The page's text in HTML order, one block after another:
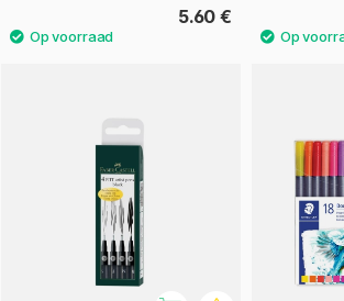
5.60 €